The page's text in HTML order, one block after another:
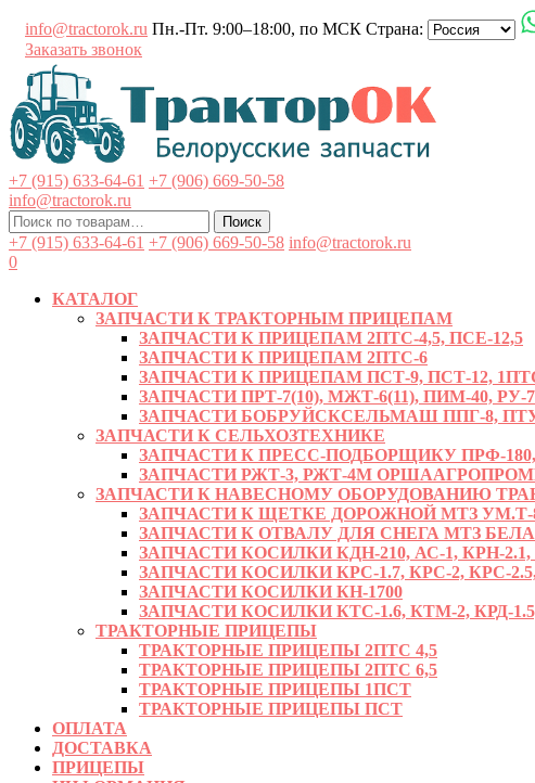
содержимому
info@tractorok.ru Пн.-Пт. 9:00–18:00, по МСК Страна:
Заказать звонок
+7 (915) 633-64-61 +7 (906) 669-50-58
info@tractorok.ru
Искать:
Поиск
+7 (915) 633-64-61 +7 (906) 669-50-58 info@tractorok.ru
0
КАТАЛОГ
ЗАПЧАСТИ К ТРАКТОРНЫМ ПРИЦЕПАМ
ЗАПЧАСТИ К ПРИЦЕПАМ 2ПТС-4,5, ПСЕ-12,5
ЗАПЧАСТИ К ПРИЦЕПАМ 2ПТС-6
ЗАПЧАСТИ К ПРИЦЕПАМ ПСТ-9, ПСТ-12,
ЗАПЧАСТИ ПРТ-7(10), МЖТ-6(11), ПИМ-40, РУ-
ЗАПЧАСТИ БОБРУЙСКСЕЛЬМАШ ППГ-8,
ЗАПЧАСТИ К СЕЛЬХОЗТЕХНИКЕ
ЗАПЧАСТИ К ПРЕСС-ПОДБОРЩИКУ ПРФ-180,
ЗАПЧАСТИ РЖТ-3, РЖТ-4М
ЗАПЧАСТИ К НАВЕСНОМУ ОБОРУДОВАНИЮ
ЗАПЧАСТИ К ЩЕТКЕ ДОРОЖНОЙ МТЗ УМ.Т-
ЗАПЧАСТИ К ОТВАЛУ ДЛЯ СНЕГА МТЗ
ЗАПЧАСТИ КОСИЛКИ КДН-210, АС-1, КРН-
ЗАПЧАСТИ КОСИЛКИ КРС-1.7, КРС-2, КРС-
ЗАПЧАСТИ КОСИЛКИ КН-1700
ЗАПЧАСТИ КОСИЛКИ КТС-1.6, КТМ-2, КРД-
ТРАКТОРНЫЕ ПРИЦЕПЫ
ТРАКТОРНЫЕ ПРИЦЕПЫ 2ПТС 4,5
ТРАКТОРНЫЕ ПРИЦЕПЫ 2ПТС 6,5
ТРАКТОРНЫЕ ПРИЦЕПЫ 1ПСТ
ТРАКТОРНЫЕ ПРИЦЕПЫ ПСТ
ОПЛАТА
ДОСТАВКА
ПРИЦЕПЫ